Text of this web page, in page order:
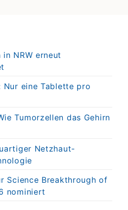
NRW erneut
Nur eine Tablette pro
Tumorzellen das Gehirn
Netzhaut-
Science Breakthrough of
nominiert